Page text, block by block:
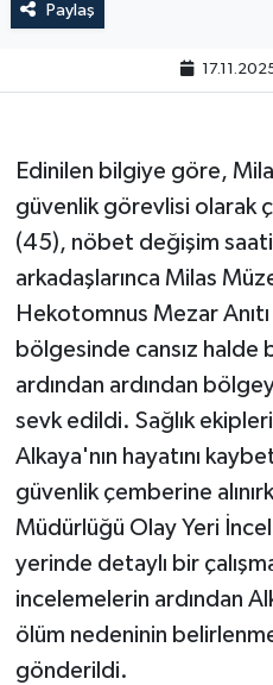
Paylaş
Edinilen bilgiye göre,
güvenlik görevlisi olarak
(45), nöbet değişim
arkadaşlarınca Milas
Hekotomnus Mezar
bölgesinde cansız halde
ardından ardından
sevk edildi. Sağlık
Alkaya'nın hayatını
güvenlik çemberine
Müdürlüğü Olay Yeri
yerinde detaylı bir
incelemelerin ardından
ölüm nedeninin
gönderildi.